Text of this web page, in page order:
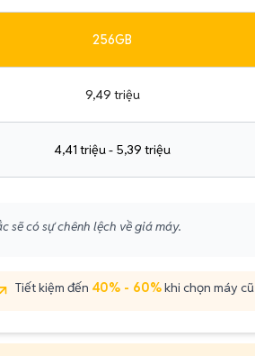
256GB
9,49 triệu
4,41 triệu - 5,39 triệu
sẽ có sự chênh lệch về giá máy.
Tiết kiệm đến 40% - 60%khi chọn máy cũ